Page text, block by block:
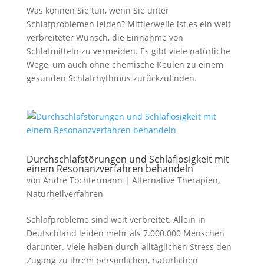
Was können Sie tun, wenn Sie unter
Schlafproblemen leiden? Mittlerweile ist es ein weit
verbreiteter Wunsch, die Einnahme von
Schlafmitteln zu vermeiden. Es gibt viele natürliche
Wege, um auch ohne chemische Keulen zu einem
gesunden Schlafrhythmus zurückzufinden.
Durchschlafstörungen und Schlaflosigkeit mit
einem Resonanzverfahren behandeln
von Andre Tochtermann | Alternative Therapien,
Naturheilverfahren
Schlafprobleme sind weit verbreitet. Allein in
Deutschland leiden mehr als 7.000.000 Menschen
darunter. Viele haben durch alltäglichen Stress den
Zugang zu ihrem persönlichen, natürlichen